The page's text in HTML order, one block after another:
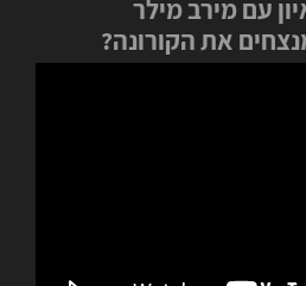
עם מירב מילר
את הקורונה?